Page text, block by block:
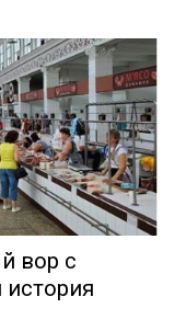
вор с
история